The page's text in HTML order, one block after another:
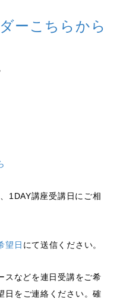
ーこちらから
1DAY講座受講日にご相
望日 にて送信ください。
などを連日受講をご希
日をご連絡ください。確